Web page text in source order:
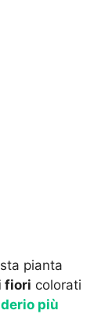
pianta
fiori colorati
più